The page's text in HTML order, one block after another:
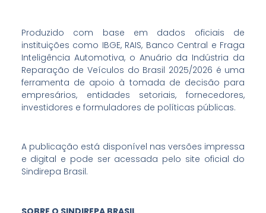
Produzido com base em dados oficiais de
instituições como IBGE, RAIS, Banco Central e Fraga
Inteligência Automotiva, o Anuário da Indústria da
Reparação de Veículos do Brasil 2025/2026 é uma
ferramenta de apoio à tomada de decisão para
empresários, entidades setoriais, fornecedores,
investidores e formuladores de políticas públicas.
A publicação está disponível nas versões impressa
e digital e pode ser acessada pelo site oficial do
Sindirepa Brasil.